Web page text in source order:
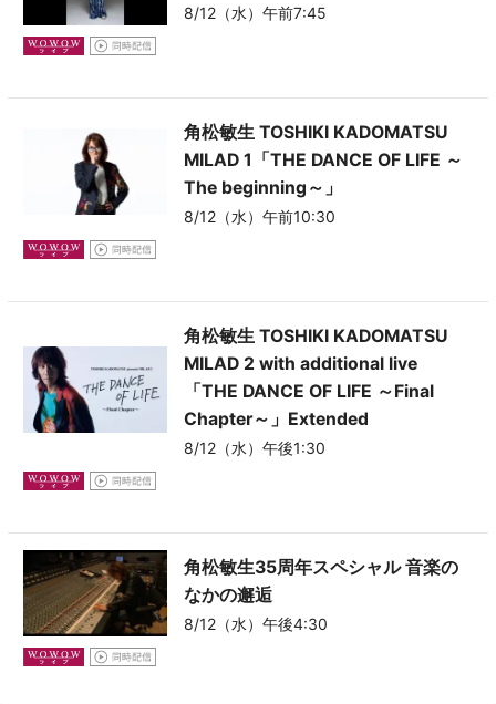
8/12（水）午前7:45
角松敏生 TOSHIKI KADOMATSU
MILAD 1「THE DANCE OF LIFE ～
The beginning～」
8/12（水）午前10:30
角松敏生 TOSHIKI KADOMATSU
MILAD 2 with additional live
「THE DANCE OF LIFE ～Final
Chapter～」Extended
8/12（水）午後1:30
角松敏生35周年スペシャル 音楽の
なかの邂逅
8/12（水）午後4:30